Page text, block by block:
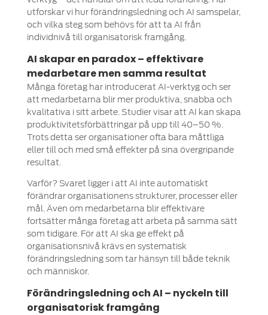
utforskar vi hur förändringsledning och AI samspelar,
och vilka steg som behövs för att ta AI från
individnivå till organisatorisk framgång.
AI skapar en paradox – effektivare
medarbetare men samma resultat
Många företag har introducerat AI-verktyg och ser
att medarbetarna blir mer produktiva, snabba och
kvalitativa i sitt arbete. Studier visar att AI kan skapa
produktivitetsförbättringar på upp till 40–50 %.
Trots detta ser organisationer ofta bara måttliga
eller till och med små effekter på sina övergripande
resultat.
Varför? Svaret ligger i att AI inte automatiskt
förändrar organisationens strukturer, processer eller
mål. Även om medarbetarna blir effektivare
fortsätter många företag att arbeta på samma sätt
som tidigare. För att AI ska ge effekt på
organisationsnivå krävs en systematisk
förändringsledning som tar hänsyn till både teknik
och människor.
Förändringsledning och AI – nyckeln till
organisatorisk framgång